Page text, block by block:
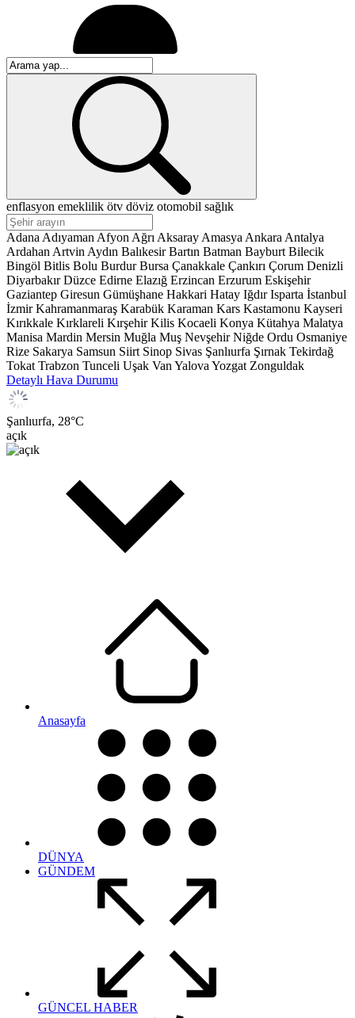
enflasyon emeklilik ötv döviz otomobil sağlık
Adana Adıyaman Afyon Ağrı Aksaray Amasya Ankara Antalya
Ardahan Artvin Aydın Balıkesir Bartın Batman Bayburt Bilecik
Bingöl Bitlis Bolu Burdur Bursa Çanakkale Çankırı Çorum Denizli
Diyarbakır Düzce Edirne Elazığ Erzincan Erzurum Eskişehir
Gaziantep Giresun Gümüşhane Hakkari Hatay Iğdır Isparta İstanbul
İzmir Kahramanmaraş Karabük Karaman Kars Kastamonu Kayseri
Kırıkkale Kırklareli Kırşehir Kilis Kocaeli Konya Kütahya Malatya
Manisa Mardin Mersin Muğla Muş Nevşehir Niğde Ordu Osmaniye
Rize Sakarya Samsun Siirt Sinop Sivas Şanlıurfa Şırnak Tekirdağ
Tokat Trabzon Tunceli Uşak Van Yalova Yozgat Zonguldak
Detaylı Hava Durumu
Şanlıurfa, 28°C
açık
Anasayfa
DÜNYA
GÜNDEM
GÜNCEL HABER